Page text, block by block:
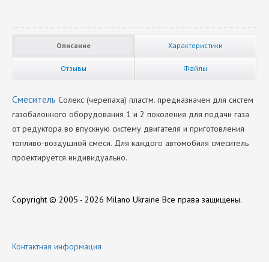
Описание Характеристики
Отзывы Файлы
Смеситель Солекс (черепаха) пластм. предназначен для систем
газобалонного оборудования 1 и 2 поколения для подачи газа
от редуктора во впускную систему двигателя и приготовления
топливо-воздушной смеси. Для каждого автомобиля смеситель
проектируется индивидуально.
Copyright © 2005 - 2026 Milano Ukraine Все права защищены.
Контактная информация